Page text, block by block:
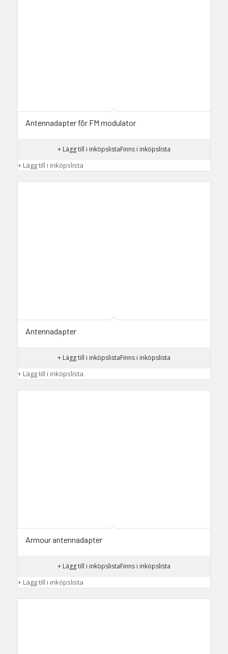
Antennadapter för FM modulator
+ Lägg till i inköpslistaFinns i inköpslista
+ Lägg till i inköpslista
Antennadapter
+ Lägg till i inköpslistaFinns i inköpslista
+ Lägg till i inköpslista
Armour antennadapter
+ Lägg till i inköpslistaFinns i inköpslista
+ Lägg till i inköpslista